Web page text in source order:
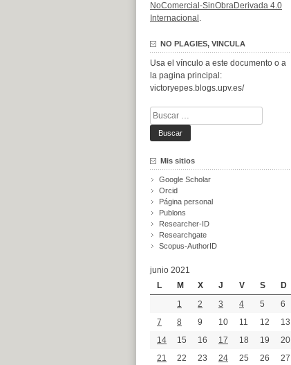
NoComercial-SinObraDerivada 4.0
Internacional .
NO PLAGIES, VINCULA
Usa el vínculo a este documento o a
la pagina principal:
victoryepes.blogs.upv.es/
Buscar:
Mis sitios
Google Scholar
Orcid
Página personal
Publons
Researcher-ID
Researchgate
Scopus-AuthorID
junio 2021
L
M X J V S
D
1
2 3 4 5
6
7
8 9 10 11 12
13
14
15 16 17 18 19
20
21
22 23 24 25 26
27